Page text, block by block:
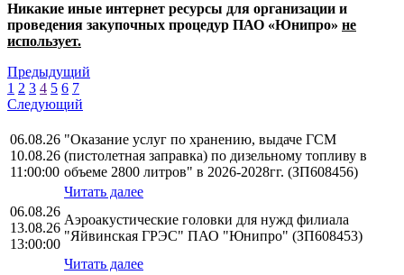
Никакие иные интернет ресурсы для организации и
проведения закупочных процедур ПАО «Юнипро» не
использует.
Предыдущий
1 2 3 4 5 6 7
Следующий
06.08.26
10.08.26
11:00:00
"Оказание услуг по хранению, выдаче ГСМ
(пистолетная заправка) по дизельному топливу в
объеме 2800 литров" в 2026-2028гг. (ЗП608456)
Читать далее
06.08.26
13.08.26
13:00:00
Аэроакустические головки для нужд филиала
"Яйвинская ГРЭС" ПАО "Юнипро" (ЗП608453)
Читать далее